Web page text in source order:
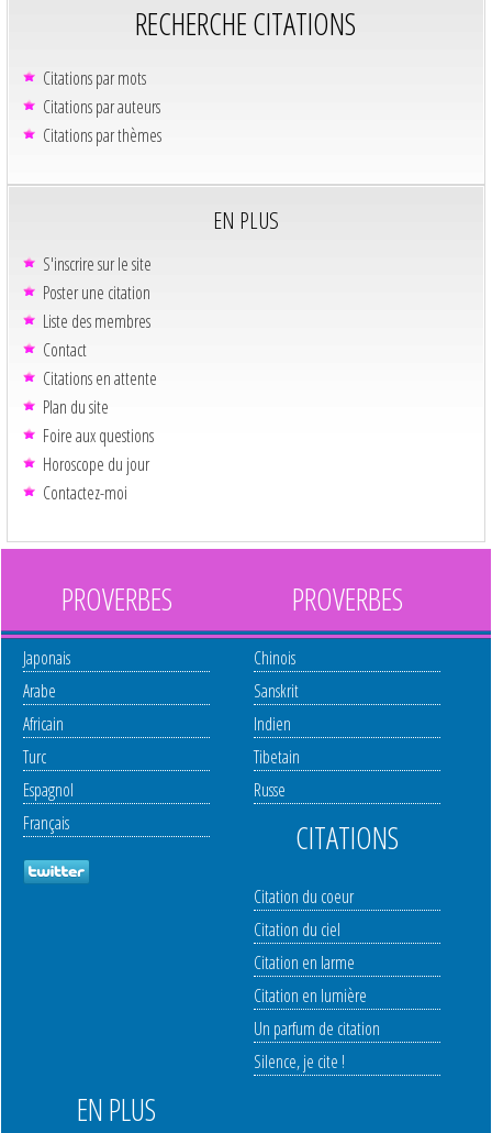
RECHERCHE CITATIONS
Citations par mots
Citations par auteurs
Citations par thèmes
EN PLUS
S'inscrire sur le site
Poster une citation
Liste des membres
Contact
Citations en attente
Plan du site
Foire aux questions
Horoscope du jour
Contactez-moi
PROVERBES
Japonais
Arabe
Africain
Turc
Espagnol
Français
PROVERBES
Chinois
Sanskrit
Indien
Tibetain
Russe
CITATIONS
Citation du coeur
Citation du ciel
Citation en larme
Citation en lumière
Un parfum de citation
Silence, je cite !
EN PLUS